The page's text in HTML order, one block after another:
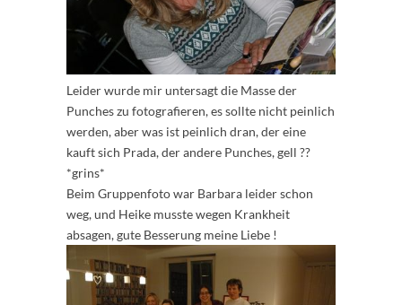
Leider wurde mir untersagt die Masse der
Punches zu fotografieren, es sollte nicht peinlich
werden, aber was ist peinlich dran, der eine
kauft sich Prada, der andere Punches, gell ??
*grins*
Beim Gruppenfoto war Barbara leider schon
weg, und Heike musste wegen Krankheit
absagen, gute Besserung meine Liebe !